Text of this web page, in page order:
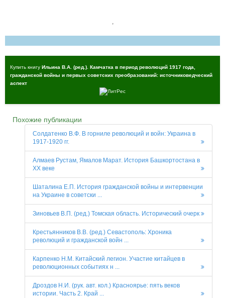
,
Купить книгу Ильина В.А. (ред.). Камчатка в период революций 1917 года,
гражданской войны и первых советских преобразований: источниковедческий
аспект
Похожие публикации
Солдатенко В.Ф. В горниле революций и войн: Украина в
1917-1920 гг.
Алмаев Рустам, Ямалов Марат. История Башкортостана в
ХХ веке
Шаталина Е.П. История гражданской войны и интервенции
на Украине в советски ...
Зиновьев В.П. (ред.) Томская область. Исторический очерк
Крестьянников В.В. (ред.) Севастополь: Хроника
революций и гражданской войн ...
Карпенко Н.М. Китайский легион. Участие китайцев в
революционных событиях н ...
Дроздов Н.И. (рук. авт. кол.) Красноярье: пять веков
истории. Часть 2. Край ...